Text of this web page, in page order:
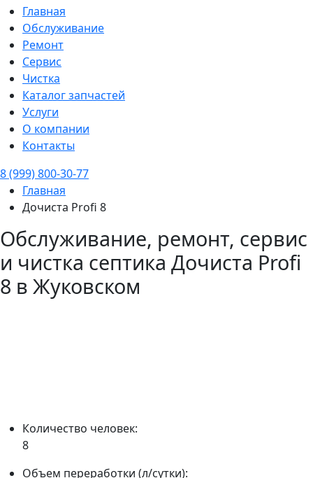
Главная
Обслуживание
Ремонт
Сервис
Чистка
Каталог запчастей
Услуги
О компании
Контакты
8 (999) 800-30-77
Главная
Дочиста Profi 8
Обслуживание, ремонт, сервис
и чистка септика Дочиста Profi
8 в Жуковском
Количество человек:
8
Объем переработки (л/сутки):